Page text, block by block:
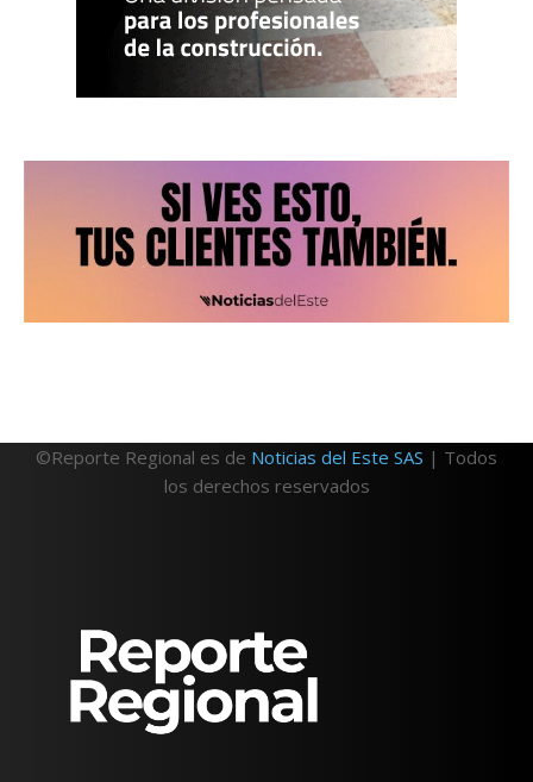
©Reporte Regional es de Noticias del Este SAS | Todos
los derechos reservados